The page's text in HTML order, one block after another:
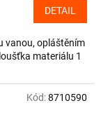
DETAIL
vanou, opláštěním
materiálu 1
Kód:8710590